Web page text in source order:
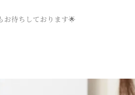
お待ちしております🌟